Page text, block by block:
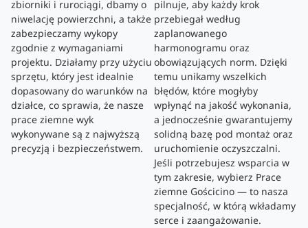
zbiorniki i rurociągi, dbamy o
niwelację powierzchni, a także
zabezpieczamy wykopy
zgodnie z wymaganiami
projektu. Działamy przy użyciu
sprzętu, który jest idealnie
dopasowany do warunków na
działce, co sprawia, że nasze
prace ziemne wyk
wykonywane są z najwyższą
precyzją i bezpieczeństwem.
pilnuje, aby każdy krok
przebiegał według
zaplanowanego
harmonogramu oraz
obowiązujących norm. Dzięki
temu unikamy wszelkich
błędów, które mogłyby
wpłynąć na jakość wykonania,
a jednocześnie gwarantujemy
solidną bazę pod montaż oraz
uruchomienie oczyszczalni.
Jeśli potrzebujesz wsparcia w
tym zakresie, wybierz Prace
ziemne Gościcino — to nasza
specjalność, w którą wkładamy
serce i zaangażowanie.